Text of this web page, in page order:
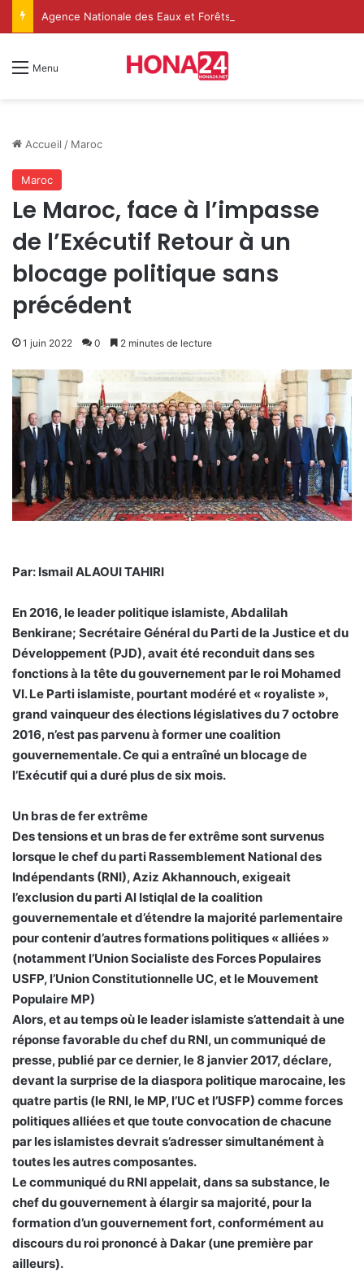
Menu
Accueil / Maroc
Maroc
Le Maroc, face à l’impasse
de l’Exécutif Retour à un
blocage politique sans
précédent
1 juin 2022 0 2 minutes de lecture
Par: Ismail ALAOUI TAHIRI
En 2016, le leader politique islamiste, Abdalilah
Benkirane; Secrétaire Général du Parti de la Justice et du
Développement (PJD), avait été reconduit dans ses
fonctions à la tête du gouvernement par le roi Mohamed
VI. Le Parti islamiste, pourtant modéré et « royaliste »,
grand vainqueur des élections législatives du 7 octobre
2016, n’est pas parvenu à former une coalition
gouvernementale. Ce qui a entraîné un blocage de
l’Exécutif qui a duré plus de six mois.
Un bras de fer extrême
Des tensions et un bras de fer extrême sont survenus
lorsque le chef du parti Rassemblement National des
Indépendants (RNI), Aziz Akhannouch, exigeait
l’exclusion du parti Al Istiqlal de la coalition
gouvernementale et d’étendre la majorité parlementaire
pour contenir d’autres formations politiques « alliées »
(notamment l’Union Socialiste des Forces Populaires
USFP, l’Union Constitutionnelle UC, et le Mouvement
Populaire MP)
Alors, et au temps où le leader islamiste s’attendait à une
réponse favorable du chef du RNI, un communiqué de
presse, publié par ce dernier, le 8 janvier 2017, déclare,
devant la surprise de la diaspora politique marocaine, les
quatre partis (le RNI, le MP, l’UC et l’USFP) comme forces
politiques alliées et que toute convocation de chacune
par les islamistes devrait s’adresser simultanément à
toutes les autres composantes.
Le communiqué du RNI appelait, dans sa substance, le
chef du gouvernement à élargir sa majorité, pour la
formation d’un gouvernement fort, conformément au
discours du roi prononcé à Dakar (une première par
ailleurs).